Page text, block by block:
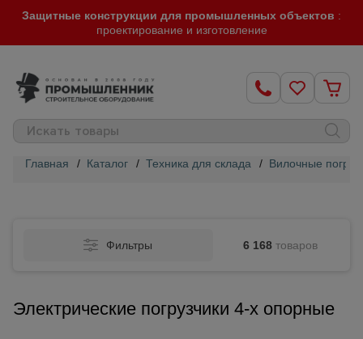
Защитные конструкции для промышленных объектов :
проектирование и изготовление
Главная / Каталог / Техника для склада / Вилочные
Фильтры 6 168 товаров
Электрические погрузчики 4-х опорные